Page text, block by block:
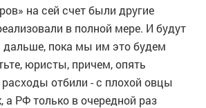
на сей счет были другие
в полной мере. И будут
дальше, пока мы им это будем
юристы, причем, опять
расходы отбили - с плохой овцы
а РФ только в очередной раз